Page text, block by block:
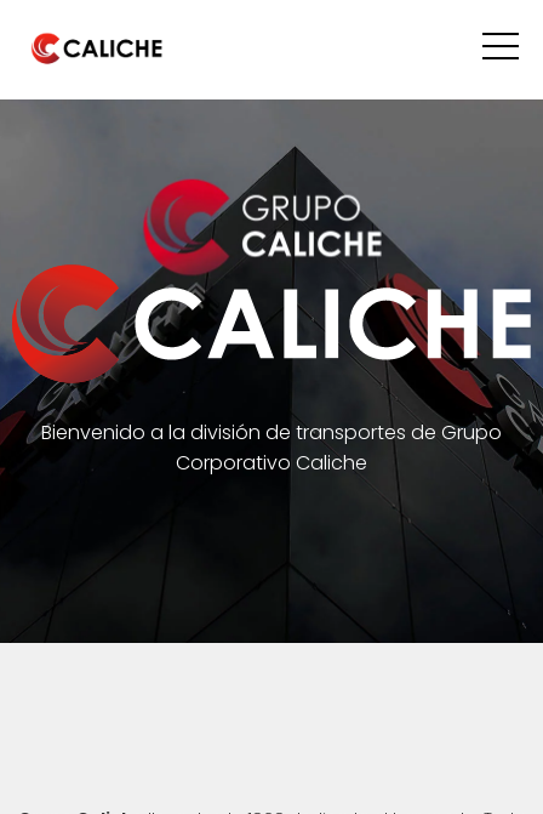
Bienvenido a la división de transportes de Grupo
Corporativo Caliche